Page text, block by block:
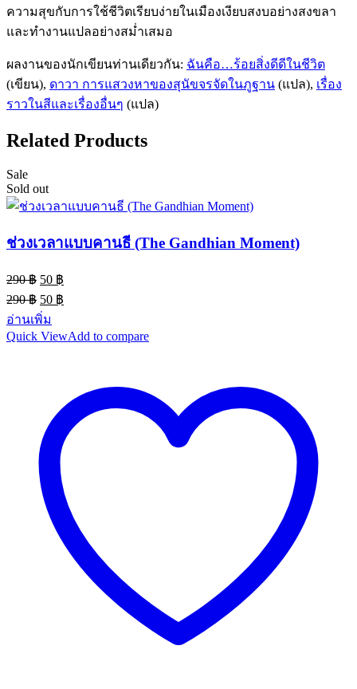
ความสุขกับการใช้ชีวิตเรียบง่ายในเมืองเงียบสงบอย่างสงขลา
และทำงานแปลอย่างสม่ำเสมอ
ผลงานของนักเขียนท่านเดียวกัน: ฉันคือ…ร้อยสิ่งดีดีในชีวิต
(เขียน), ดาวา การแสวงหาของสุนัขจรจัดในภูฐาน (แปล), เรื่อง
ราวในสีและเรื่องอื่นๆ (แปล)
Related Products
Sale
Sold out
ช่วงเวลาแบบคานธี (The Gandhian Moment)
290฿ Original
price
was:
290 ฿.
50 ฿
price
is:
290฿ Original
price
was:
290 ฿.
50 ฿
price
50 ฿.
อ่านเพิ่ม
Quick ViewAdd to compare